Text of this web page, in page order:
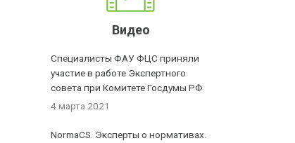
Видео
Специалисты ФАУ ФЦС приняли
участие в работе Экспертного
совета при Комитете Госдумы РФ
4 марта 2021
NormaCS. Эксперты о нормативах.